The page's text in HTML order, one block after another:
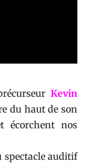
Kevin
du haut de son
écorchent nos
spectacle auditif